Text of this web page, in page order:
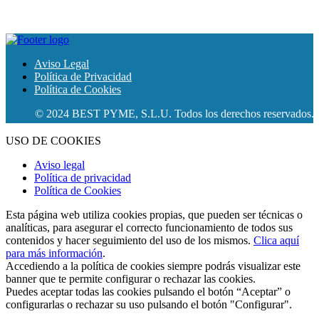
Aviso Legal
Política de Privacidad
Política de Cookies
© 2024 BEST PYME, S.L.U. Todos los derechos reservados.
USO DE COOKIES
Aviso legal
Política de privacidad
Política de Cookies
Esta página web utiliza cookies propias, que pueden ser técnicas o
analíticas, para asegurar el correcto funcionamiento de todos sus
contenidos y hacer seguimiento del uso de los mismos. Clica aquí
para más información.
Accediendo a la política de cookies siempre podrás visualizar este
banner que te permite configurar o rechazar las cookies.
Puedes aceptar todas las cookies pulsando el botón “Aceptar” o
configurarlas o rechazar su uso pulsando el botón "Configurar".